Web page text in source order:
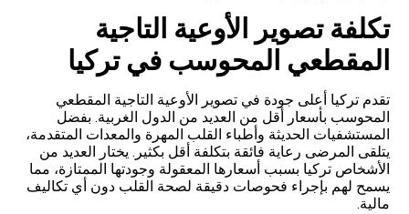
تكلفة تصوير الأوعية التاجية
المقطعي المحوسب في تركيا
تقدم تركيا أعلى جودة في تصوير الأوعية التاجية المقطعي
المحوسب بأسعار أقل من العديد من الدول الغربية. بفضل
المستشفيات الحديثة وأطباء القلب المهرة والمعدات المتقدمة،
يتلقى المرضى رعاية فائقة بتكلفة أقل بكثير. يختار العديد من
الأشخاص تركيا بسبب أسعارها المعقولة وجودتها الممتازة، مما
يسمح لهم بإجراء فحوصات دقيقة لصحة القلب دون أي تكاليف
مالية.